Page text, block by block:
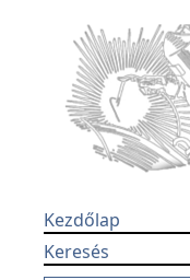
Kezdőlap
Keresés